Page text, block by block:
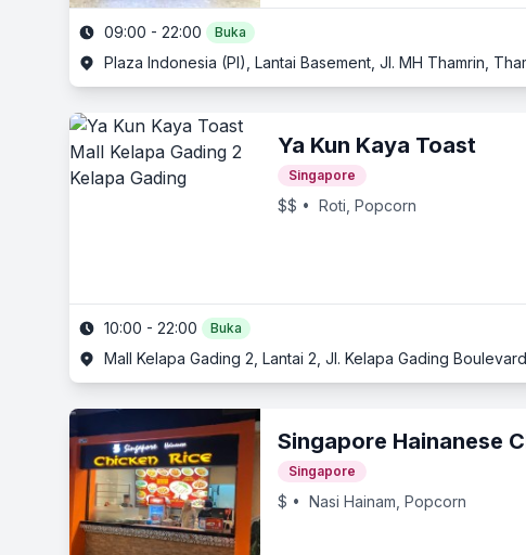
09:00 - 22:00 Buka
Plaza Indonesia (PI), Lantai Basement, Jl. MH Thamrin,
Ya Kun Kaya Toast
Singapore
$$ • Roti, Popcorn
10:00 - 22:00 Buka
Mall Kelapa Gading 2, Lantai 2, Jl. Kelapa Gading
Singapore Hainanese
Singapore
$ • Nasi Hainam, Popcorn